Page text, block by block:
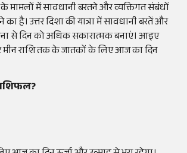
मामलों में सावधानी बरतने और व्यक्तिगत संबंधों
है। उत्तर दिशा की यात्रा में सावधानी बरतें और
से दिन को अधिक सकारात्मक बनाएं। आइए
राशि तक के जातकों के लिए आज का दिन